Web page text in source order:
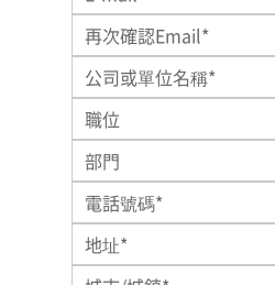
公司或單位名稱
職位
部門
電話號碼**